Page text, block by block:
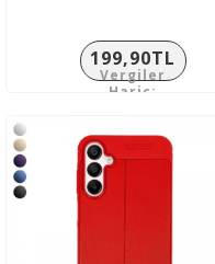
199,90TL
Vergiler
Hariç: